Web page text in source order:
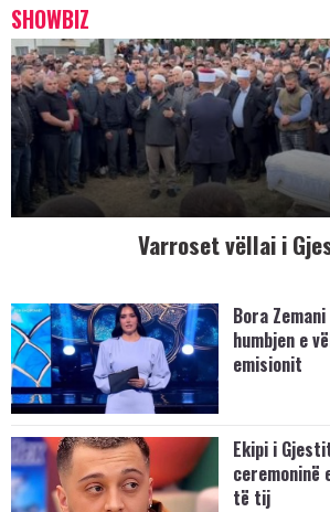
SHOWBIZ
Varroset vëllai i
Bora
humbjen e
emisionit
Ekipi i
të tij